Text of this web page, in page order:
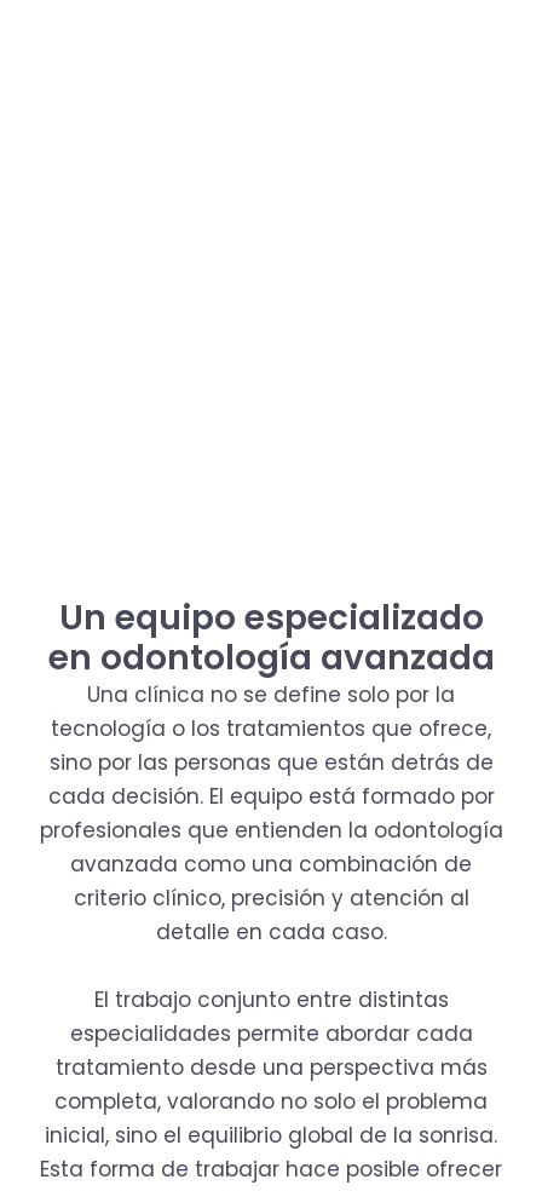
Un equipo especializado
en odontología avanzada
Una clínica no se define solo por la
tecnología o los tratamientos que ofrece,
sino por las personas que están detrás de
cada decisión. El equipo está formado por
profesionales que entienden la odontología
avanzada como una combinación de
criterio clínico, precisión y atención al
detalle en cada caso.
El trabajo conjunto entre distintas
especialidades permite abordar cada
tratamiento desde una perspectiva más
completa, valorando no solo el problema
inicial, sino el equilibrio global de la sonrisa.
Esta forma de trabajar hace posible ofrecer